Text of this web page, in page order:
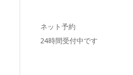
ネット予約
24時間受付中です